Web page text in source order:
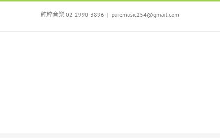
Skip
純粹音樂 02-2990-3896 | puremusic254@gmail.com